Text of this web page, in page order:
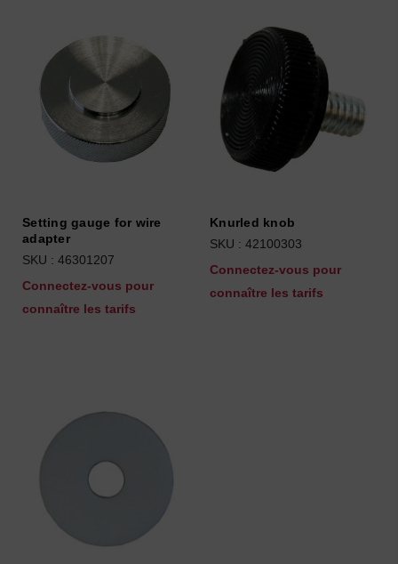
Setting gauge for wire
adapter
SKU : 46301207
Connectez-vous pour
connaître les tarifs
Knurled knob
SKU : 42100303
Connectez-vous pour
connaître les tarifs